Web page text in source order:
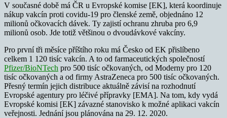
V současné době má ČR u Evropské komise [EK], která koordinuje
nákup vakcín proti covidu-19 pro členské země, objednáno 12
milionů očkovacích dávek. Ty zajistí ochranu zhruba pro 6,9
milionů osob. Jde totiž většinou o dvoudávkové vakcíny.
Pro první tři měsíce příštího roku má Česko od EK přislíbeno
celkem 1 120 tisíc vakcín. A to od farmaceutických společností
Pfizer/BioNTech pro 500 tisíc očkovaných, od Moderny pro 120
tisíc očkovaných a od firmy AstraZeneca pro 500 tisíc očkovaných.
Přesný termín jejich distribuce aktuálně závisí na rozhodnutí
Evropské agentury pro léčivé přípravky [EMA]. Na tom, kdy vydá
Evropské komisi [EK] závazné stanovisko k možné aplikaci vakcín
veřejnosti. Jednání jsou plánována na 29. 12. 2020.